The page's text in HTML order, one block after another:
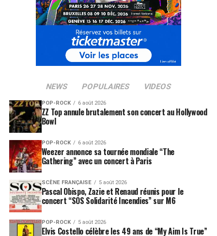
NEWS POPULAIRES VIDEOS
POP-ROCK 6 août 2026
ZZ Top annule brutalement son concert au Hollywood
Bowl
POP-ROCK 6 août 2026
Weezer annonce sa tournée mondiale “The
Gathering” avec un concert à Paris
SCÈNE FRANÇAISE 5 août 2026
Pascal Obispo, Zazie et Renaud réunis pour le
concert “SOS Solidarité Incendies” sur M6
POP-ROCK 5 août 2026
Elvis Costello célèbre les 49 ans de “My Aim Is True”